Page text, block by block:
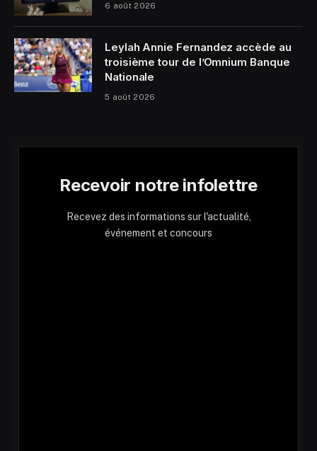
6 août 2026
Leylah Annie Fernandez accède au
troisième tour de l’Omnium Banque
Nationale
5 août 2026
Recevoir notre infolettre
Recevez des informations sur l'actualité,
événement et concours